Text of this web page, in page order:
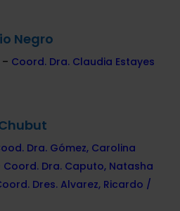
Negro
Coord. Dra. Claudia Estayes
Dra. Gómez, Carolina
Coord. Dra. Caputo, Natasha
Dres. Alvarez, Ricardo /